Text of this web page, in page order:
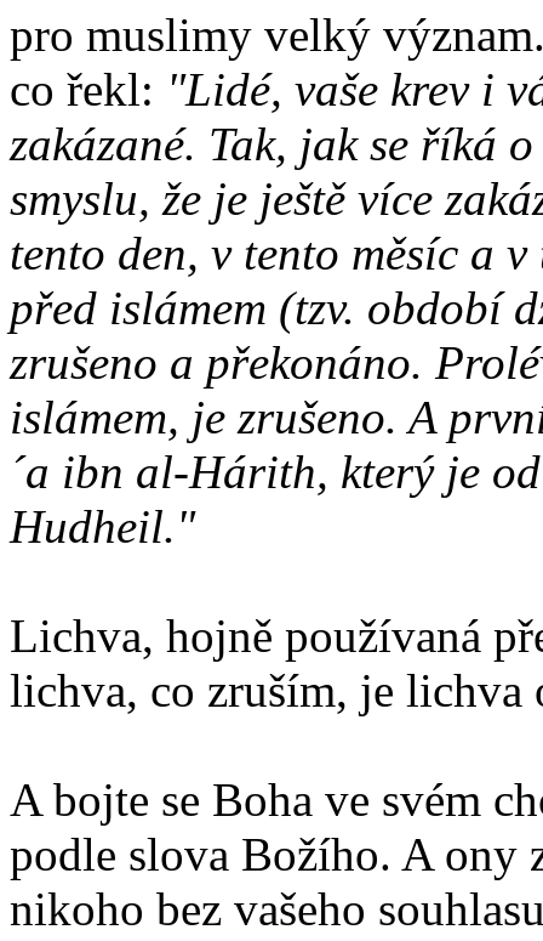
pro muslimy velký
co řekl: "Lidé, vaše krev i
zakázané. Tak, jak se říká
smyslu, že je ještě více
tento den, v tento měsíc a
před islámem (tzv. období
zrušeno a překonáno.
islámem, je zrušeno. A
´a ibn al-Hárith, který je
Hudheil."
Lichva, hojně používaná
lichva, co zruším, je
A bojte se Boha ve svém
podle slova Božího. A ony
nikoho bez vašeho